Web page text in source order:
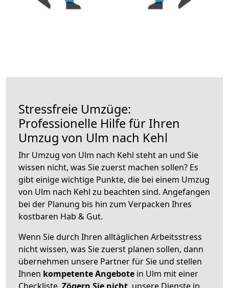
Stressfreie Umzüge:
Professionelle Hilfe für Ihren
Umzug von Ulm nach Kehl
Ihr Umzug von Ulm nach Kehl steht an und Sie
wissen nicht, was Sie zuerst machen sollen? Es
gibt einige wichtige Punkte, die bei einem Umzug
von Ulm nach Kehl zu beachten sind. Angefangen
bei der Planung bis hin zum Verpacken Ihres
kostbaren Hab & Gut.
Wenn Sie durch Ihren alltäglichen Arbeitsstress
nicht wissen, was Sie zuerst planen sollen, dann
übernehmen unsere Partner für Sie und stellen
Ihnen kompetente Angebote in Ulm mit einer